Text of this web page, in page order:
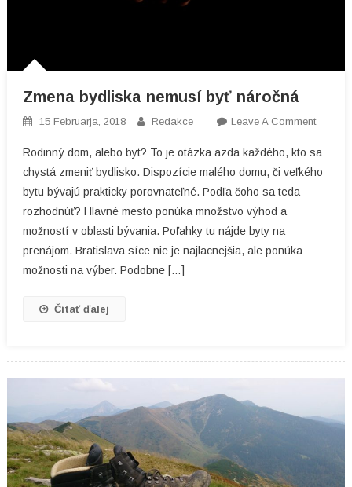
Zmena bydliska nemusí byť náročná
15 Februarja, 2018 Redakce Leave A CommentOn
Nemusí
Rodinný dom, alebo byt? To je otázka azda každého, kto sa
chystá zmeniť bydlisko. Dispozície malého domu, či veľkého
bytu bývajú prakticky porovnateľné. Podľa čoho sa teda
rozhodnúť? Hlavné mesto ponúka množstvo výhod a
možností v oblasti bývania. Poľahky tu nájde byty na
prenájom. Bratislava síce nie je najlacnejšia, ale ponúka
možnosti na výber. Podobne […]
Čítať ďalej